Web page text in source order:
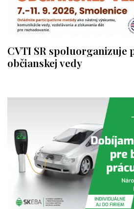
CVTI SR spoluorganizuje
občianskej vedy